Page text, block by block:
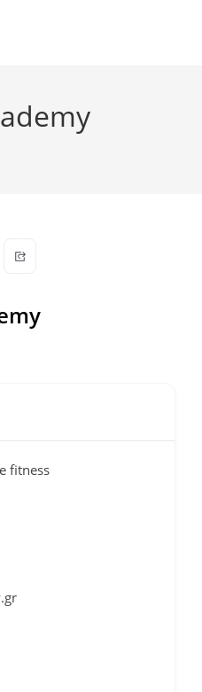
fitness